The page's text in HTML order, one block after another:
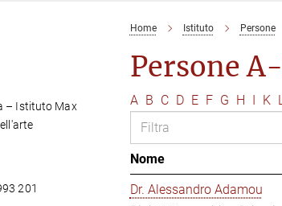
Home Istituto Persone
Persone
A B C D E F G H I K
Nome
Dr. Alessandro Adamou
– Istituto Max
201